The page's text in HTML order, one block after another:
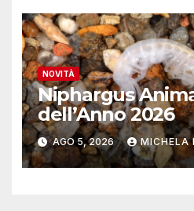
NOVITÀ
Niphargus
dell’Anno 2026
AGO 5, 2026 MICHELA